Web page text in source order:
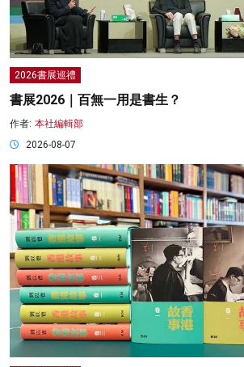
2026書展巡禮
書展2026｜百無一用是書生？
作者: 本社編輯部
2026-08-07